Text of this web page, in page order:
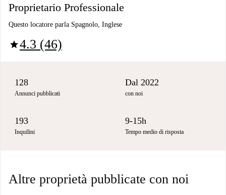
Proprietario Professionale
Questo locatore parla Spagnolo, Inglese
star4.3 (46)
128
Annunci pubblicati
Dal 2022
con noi
193
Inquilini
9-15h
Tempo medio di risposta
Altre proprietà pubblicate con noi